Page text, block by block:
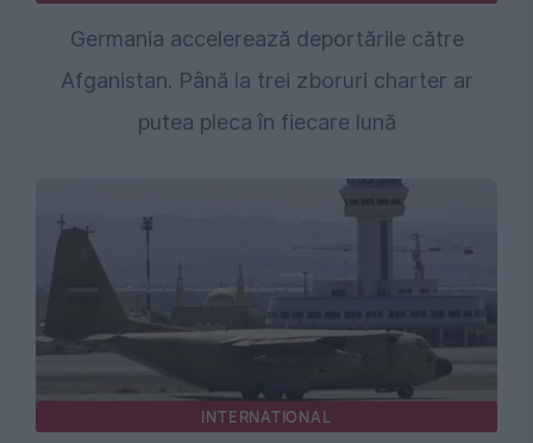
Germania accelerează deportările către
Afganistan. Până la trei zboruri charter ar
putea pleca în fiecare lună
INTERNATIONAL